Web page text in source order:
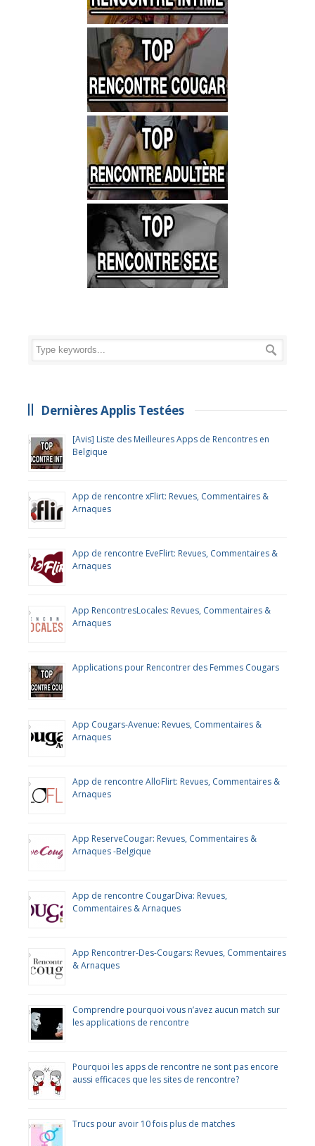
Dernières Applis Testées
[Avis] Liste des Meilleures Apps de Rencontres en
Belgique
App de rencontre xFlirt: Revues, Commentaires &
Arnaques
App de rencontre EveFlirt: Revues, Commentaires &
Arnaques
App RencontresLocales: Revues, Commentaires &
Arnaques
Applications pour Rencontrer des Femmes Cougars
App Cougars-Avenue: Revues, Commentaires &
Arnaques
App de rencontre AlloFlirt: Revues, Commentaires &
Arnaques
App ReserveCougar: Revues, Commentaires &
Arnaques -Belgique
App de rencontre CougarDiva: Revues,
Commentaires & Arnaques
App Rencontrer-Des-Cougars: Revues, Commentaires
& Arnaques
Comprendre pourquoi vous n’avez aucun match sur
les applications de rencontre
Pourquoi les apps de rencontre ne sont pas encore
aussi efficaces que les sites de rencontre?
Trucs pour avoir 10 fois plus de matches